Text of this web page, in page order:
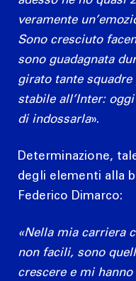
veramente
Sono cresciuto
sono guadagnata
girato tante
stabile all’Inter:
di indossarla».
Determinazione,
degli elementi alla
Federico Dimarco:
«Nella mia carriera
non facili, sono
crescere e mi